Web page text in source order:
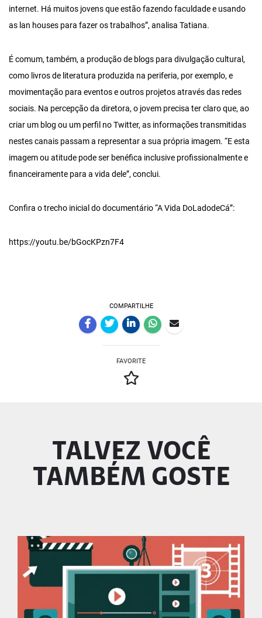
internet. Há muitos jovens que estão fazendo faculdade e usando
as lan houses para fazer os trabalhos”, analisa Tatiana.
É comum, também, a produção de blogs para divulgação cultural,
como livros de literatura produzida na periferia, por exemplo, e
movimentação para eventos e outros projetos através das redes
sociais. Na percepção da diretora, o jovem precisa ter claro que, ao
criar um blog ou um perfil no Twitter, as informações transmitidas
nestes canais passam a representar a sua própria imagem. “E esta
imagem ou atitude pode ser benéfica inclusive profissionalmente e
financeiramente para a vida dele”, conclui.
Confira o trecho inicial do documentário “A Vida DoLadodeCá”:
https://youtu.be/bGocKPzn7F4
COMPARTILHE
FAVORITE
TALVEZ VOCÊ
TAMBÉM GOSTE